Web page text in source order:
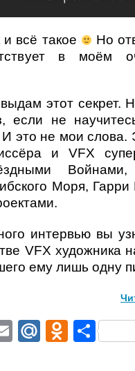
всё такое
Но
в моём
этот секрет.
если не
это не мои слова.
и VFX
Моря, Гарри
интервью вы
VFX художника
ему лишь одну
EmailMail.Ru